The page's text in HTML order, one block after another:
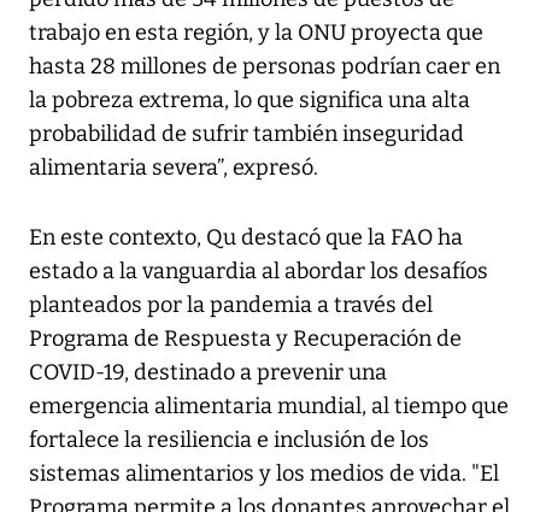
trabajo en esta región, y la ONU proyecta que
hasta 28 millones de personas podrían caer en
la pobreza extrema, lo que significa una alta
probabilidad de sufrir también inseguridad
alimentaria severa”, expresó.
En este contexto, Qu destacó que la FAO ha
estado a la vanguardia al abordar los desafíos
planteados por la pandemia a través del
Programa de Respuesta y Recuperación de
COVID-19, destinado a prevenir una
emergencia alimentaria mundial, al tiempo que
fortalece la resiliencia e inclusión de los
sistemas alimentarios y los medios de vida. "El